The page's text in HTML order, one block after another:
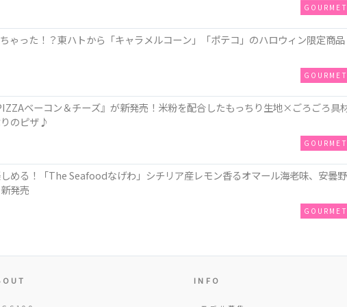
GOURMET
ゃった！？東ハトから「キャラメルコーン」「ポテコ」のハロウィン限定商品
GOURMET
ベーコン＆チーズ』が新発売！米粉を配合したもっちり生地×ごろごろ具
のピザ♪
GOURMET
める！「The Seafoodなげわ」シチリア産レモン香るオマール海老味、安曇野
発売
GOURMET
INFO